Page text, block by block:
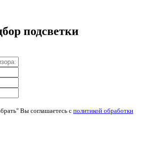
подсветки
Вы соглашаетесь с политикой обработки